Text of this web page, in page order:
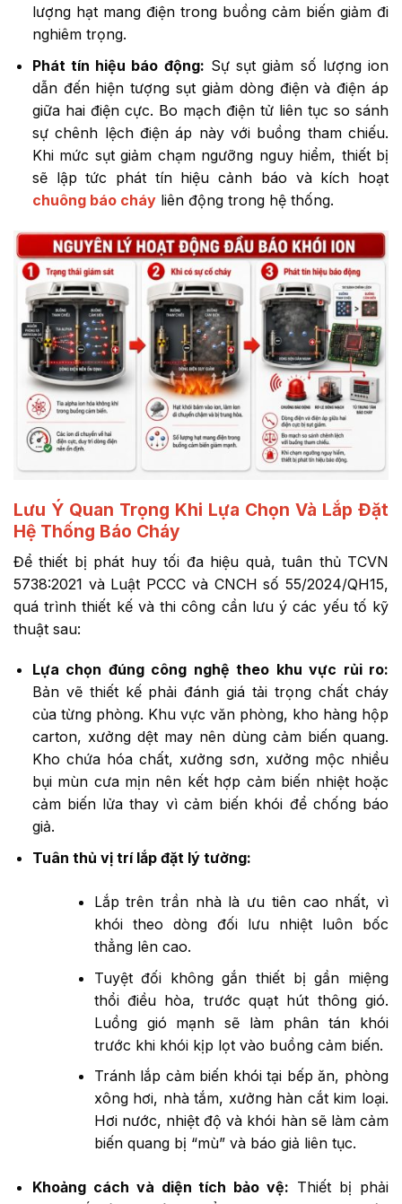
lượng hạt mang điện trong buồng cảm biến giảm đi
nghiêm trọng.
Phát tín hiệu báo động: Sự sụt giảm số lượng ion
dẫn đến hiện tượng sụt giảm dòng điện và điện áp
giữa hai điện cực. Bo mạch điện tử liên tục so sánh
sự chênh lệch điện áp này với buồng tham chiếu.
Khi mức sụt giảm chạm ngưỡng nguy hiểm, thiết bị
sẽ lập tức phát tín hiệu cảnh báo và kích hoạt
chuông báo cháyliên động trong hệ thống.
Lưu Ý Quan Trọng Khi Lựa Chọn Và Lắp Đặt
Hệ Thống Báo Cháy
Để thiết bị phát huy tối đa hiệu quả, tuân thủ TCVN
5738:2021 và Luật PCCC và CNCH số 55/2024/QH15,
quá trình thiết kế và thi công cần lưu ý các yếu tố kỹ
thuật sau:
Lựa chọn đúng công nghệ theo khu vực rủi ro:
Bản vẽ thiết kế phải đánh giá tải trọng chất cháy
của từng phòng. Khu vực văn phòng, kho hàng hộp
carton, xưởng dệt may nên dùng cảm biến quang.
Kho chứa hóa chất, xưởng sơn, xưởng mộc nhiều
bụi mùn cưa mịn nên kết hợp cảm biến nhiệt hoặc
cảm biến lửa thay vì cảm biến khói để chống báo
giả.
Tuân thủ vị trí lắp đặt lý tưởng:
Lắp trên trần nhà là ưu tiên cao nhất, vì
khói theo dòng đối lưu nhiệt luôn bốc
thẳng lên cao.
Tuyệt đối không gắn thiết bị gần miệng
thổi điều hòa, trước quạt hút thông gió.
Luồng gió mạnh sẽ làm phân tán khói
trước khi khói kịp lọt vào buồng cảm biến.
Tránh lắp cảm biến khói tại bếp ăn, phòng
xông hơi, nhà tắm, xưởng hàn cắt kim loại.
Hơi nước, nhiệt độ và khói hàn sẽ làm cảm
biến quang bị “mù” và báo giả liên tục.
Khoảng cách và diện tích bảo vệ: Thiết bị phải